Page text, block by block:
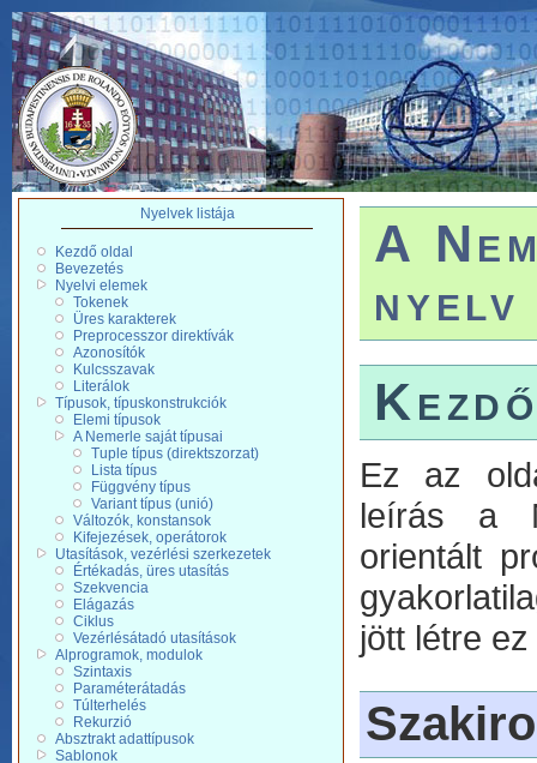
Nyelvek listája
Kezdő oldal
Bevezetés
Nyelvi elemek
Tokenek
Üres karakterek
Preprocesszor direktívák
Azonosítók
Kulcsszavak
Literálok
Típusok, típuskonstrukciók
Elemi típusok
A Nemerle saját típusai
Tuple típus (direktszorzat)
Lista típus
Függvény típus
Variant típus (unió)
Változók, konstansok
Kifejezések, operátorok
Utasítások, vezérlési szerkezetek
Értékadás, üres utasítás
Szekvencia
Elágazás
Ciklus
Vezérlésátadó utasítások
Alprogramok, modulok
Szintaxis
Paraméterátadás
Túlterhelés
Rekurzió
Absztrakt adattípusok
Sablonok
A
nyelv
Ez az
leírás a
orientált
jött létre